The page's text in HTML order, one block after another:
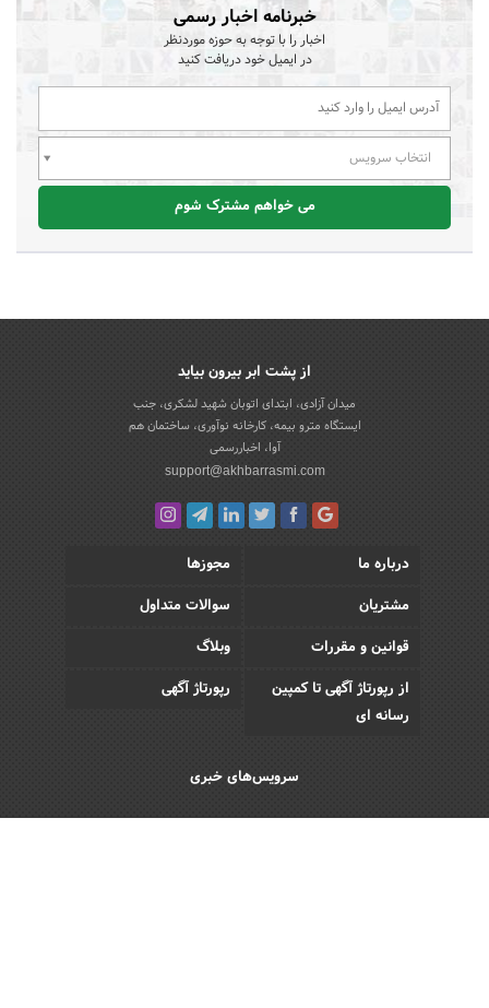
خبرنامه اخبار رسمی
اخبار را با توجه به حوزه موردنظر
در ایمیل خود دریافت کنید
انتخاب سرویس
می خواهم مشترک شوم
از پشت ابر بیرون بیاید
میدان آزادی، ابتدای اتوبان شهید لشکری، جنب
ایستگاه مترو بیمه، کارخانه نوآوری، ساختمان هم
آوا، اخباررسمی
support@akhbarrasmi.com
درباره ما
مجوزها
مشتریان
سوالات متداول
قوانین و مقررات
وبلاگ
از رپورتاژ آگهی تا کمپین
رسانه ای
رپورتاژ آگهی
سرویس‌های خبری